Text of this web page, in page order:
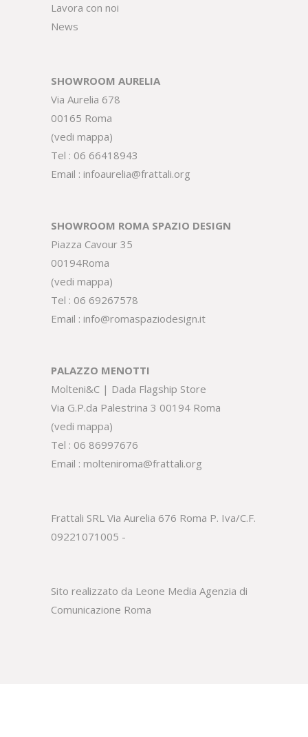
Lavora con noi
News
SHOWROOM AURELIA
Via Aurelia 678
00165 Roma
(vedi mappa)
Tel : 06 66418943
Email : infoaurelia@frattali.org
SHOWROOM ROMA SPAZIO DESIGN
Piazza Cavour 35
00194Roma
(vedi mappa)
Tel : 06 69267578
Email : info@romaspaziodesign.it
PALAZZO MENOTTI
Molteni&C | Dada Flagship Store
Via G.P.da Palestrina 3 00194 Roma
(vedi mappa)
Tel : 06 86997676
Email : molteniroma@frattali.org
Frattali SRL Via Aurelia 676 Roma P. Iva/C.F.
09221071005 -
Sito realizzato da Leone Media Agenzia di
Comunicazione Roma